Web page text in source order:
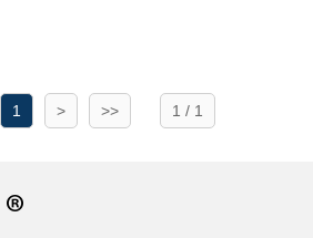
1 / 1
1 > >>